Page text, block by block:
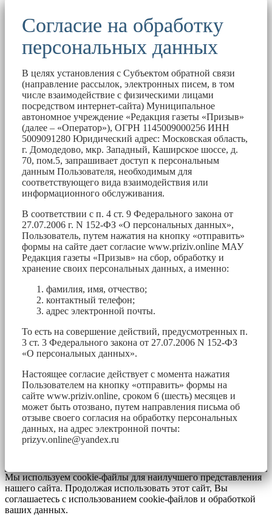
Согласие на обработку
персональных данных
В целях установления с Субъектом обратной связи
(направление рассылок, электронных писем, в том
числе взаимодействие с физическими лицами
посредством интернет-сайта) Муниципальное
автономное учреждение «Редакция газеты «Призыв»
(далее – «Оператор»), ОГРН 1145009000256 ИНН
5009091280 Юридический адрес: Московская область,
г. Домодедово, мкр. Западный, Каширское шоссе, д.
70, пом.5, запрашивает доступ к персональным
данным Пользователя, необходимым для
соответствующего вида взаимодействия или
информационного обслуживания.
В соответствии с п. 4 ст. 9 Федерального закона от
27.07.2006 г. N 152-ФЗ «О персональных данных»,
Пользователь, путем нажатия на кнопку «отправить»
формы на сайте дает согласие www.priziv.online МАУ
Редакция газеты «Призыв» на сбор, обработку и
хранение своих персональных данных, а именно:
фамилия, имя, отчество;
контактный телефон;
адрес электронной почты.
То есть на совершение действий, предусмотренных п.
3 ст. 3 Федерального закона от 27.07.2006 N 152-ФЗ
«О персональных данных».
Настоящее согласие действует с момента нажатия
Пользователем на кнопку «отправить» формы на
сайте www.priziv.online, сроком 6 (шесть) месяцев и
может быть отозвано, путем направления письма об
отзыве своего согласия на обработку персональных
данных, на адрес электронной почты:
prizyv.online@yandex.ru
Мы используем cookie-файлы для наилучшего представления
нашего сайта. Продолжая использовать этот сайт, Вы
соглашаетесь с использованием cookie-файлов и обработкой
ваших данных.